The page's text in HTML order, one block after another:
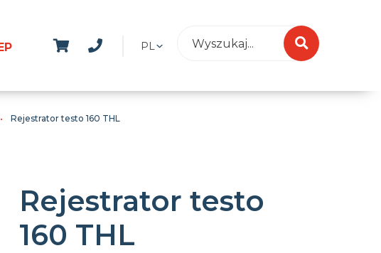
PL
Rejestrator testo 160 THL
Rejestrator testo
160 THL